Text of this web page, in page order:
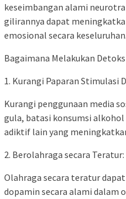
keseimbangan alami
gilirannya dapat
emosional secara keseluruhan.
Bagaimana Melakukan
1. Kurangi Paparan Stimulasi
Kurangi penggunaan media
gula, batasi konsumsi
adiktif lain yang
2. Berolahraga secara Teratur:
Olahraga secara teratur
dopamin secara alami dalam